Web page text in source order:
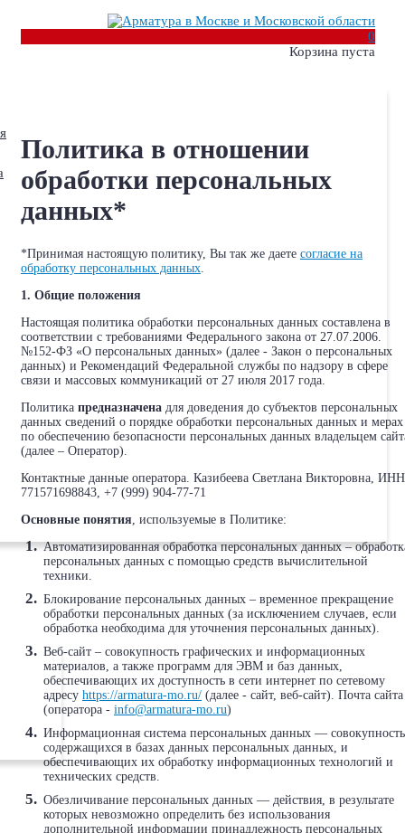
0
Корзина пуста
Политика в отношении
обработки персональных
данных*
*Принимая настоящую политику, Вы так же даете согласие на
обработку персональных данных
1. Общие положения
Настоящая политика обработки персональных данных составлена в
соответствии с требованиями Федерального закона от 27.07.2006.
№152-ФЗ «О персональных данных» (далее - Закон о персональных
данных) и Рекомендаций Федеральной службы по надзору в сфере
связи и массовых коммуникаций от 27 июля 2017 года.
Политика предназначена для доведения до субъектов персональных
данных сведений о порядке обработки персональных данных и мерах
по обеспечению безопасности персональных данных владельцем
(далее – Оператор).
Контактные данные оператора. Казибеева Светлана Викторовна, ИНН
771571698843, +7 (999) 904-77-71
Основные понятия , используемые в Политике:
Автоматизированная обработка персональных данных –
персональных данных с помощью средств вычислительной
техники.
Блокирование персональных данных – временное прекращение
обработки персональных данных (за исключением случаев, если
обработка необходима для уточнения персональных данных).
Веб-сайт – совокупность графических и информационных
материалов, а также программ для ЭВМ и баз данных,
обеспечивающих их доступность в сети интернет по сетевому
адресу https://armatura-mo.ru/ (далее - сайт, веб-сайт). Почта сайта
(оператора - info@armatura-mo.ru)
Информационная система персональных данных — совокупность
содержащихся в базах данных персональных данных, и
обеспечивающих их обработку информационных технологий и
технических средств.
Обезличивание персональных данных — действия, в результате
которых невозможно определить без использования
дополнительной информации принадлежность персональных